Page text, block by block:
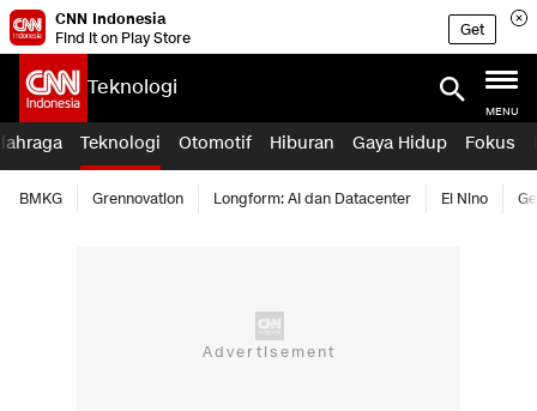
CNN Indonesia
Find it on Play Store
Get
Teknologi
MENU
Teknologi Otomotif Hiburan Gaya Hidup Fokus
BMKG Grennovation Longform: AI dan Datacenter El Nino